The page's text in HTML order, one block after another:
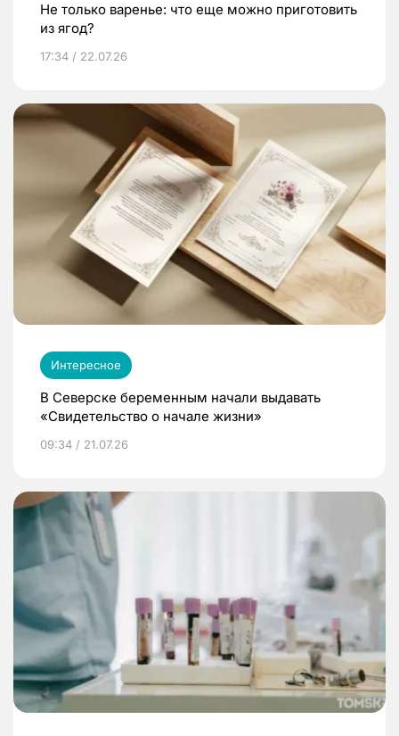
Не только варенье: что еще можно приготовить
из ягод?
17:34 / 22.07.26
Интересное
В Северске беременным начали выдавать
«Свидетельство о начале жизни»
09:34 / 21.07.26